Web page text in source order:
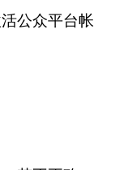
公众平台帐